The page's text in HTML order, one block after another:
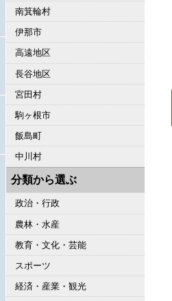
南箕輪村
伊那市
高遠地区
長谷地区
宮田村
駒ヶ根市
飯島町
中川村
分類から選ぶ
政治・行政
農林・水産
教育・文化・芸能
スポーツ
経済・産業・観光